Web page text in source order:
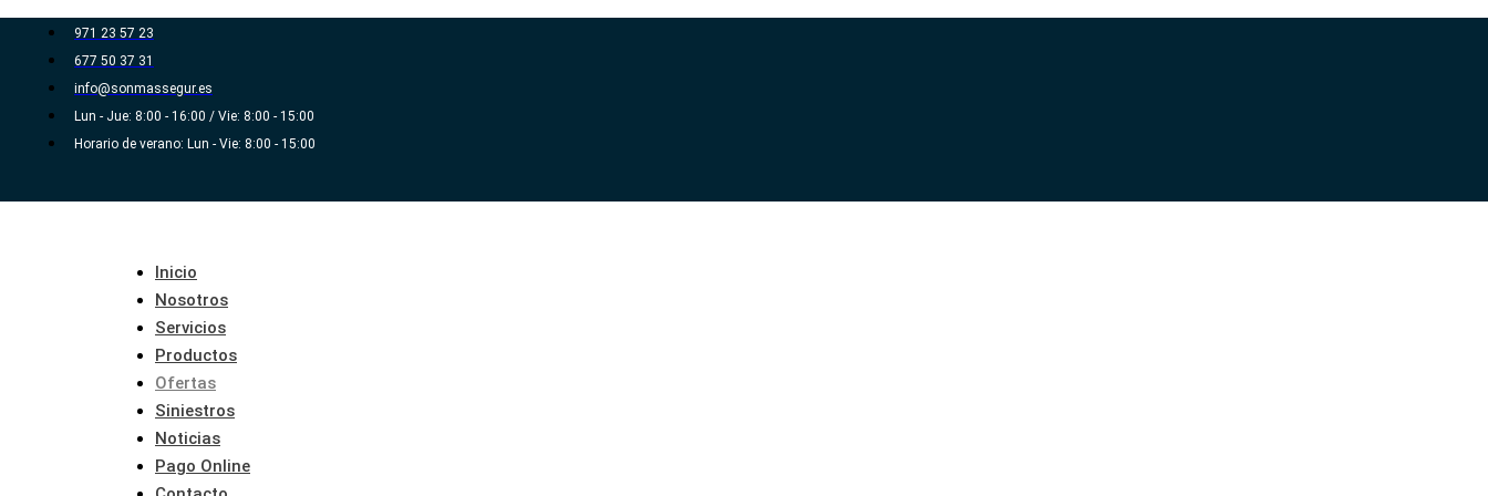
Ir
contenido
971 23 57 23
677 50 37 31
info@sonmassegur.es
Lun - Jue: 8:00 - 16:00 / Vie: 8:00 - 15:00
Horario de verano: Lun - Vie: 8:00 - 15:00
Inicio
Nosotros
Servicios
Productos
Ofertas
Siniestros
Noticias
Pago Online